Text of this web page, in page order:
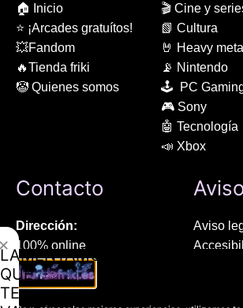
🏠 Inicio
⭐ ¡Arcades gratuítos!
💥Fandom
🔥Tienda friki
🤡 Quienes somos
🎬 Cine y
📗 Cultura
🤘 Heavy metal
📡 Nintendo
🕹 PC
🎮 Sony
🤖 Tecnología
📣 Xbox
Contacto
Dirección:
100% online
Manresa (08241), Barcelona
Chat Whatsapp (solo texto):
Aviso
Política
LAMENTAMOS
QUE
TE